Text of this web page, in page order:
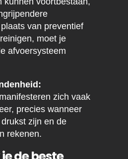
van preventief
moet je
afvoersysteem
zich vaak
precies wanneer
zijn en de
rekenen.